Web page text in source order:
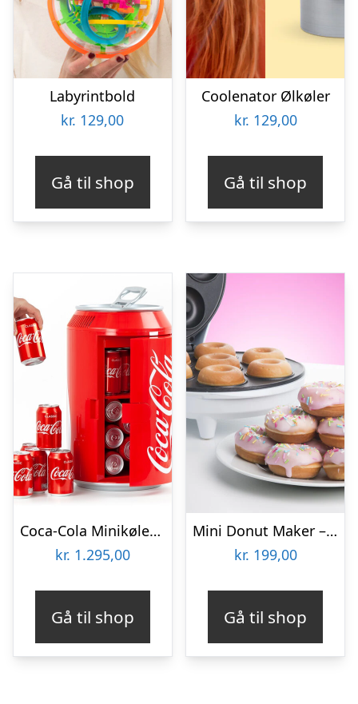
Labyrintbold
kr. 129,00
Gå til shop
Coolenator Ølkøler
kr. 129,00
Gå til shop
Coca-Cola Minikøleskab
kr. 1.295,00
Gå til shop
Mini Donut Maker – KitchPro
kr. 199,00
Gå til shop